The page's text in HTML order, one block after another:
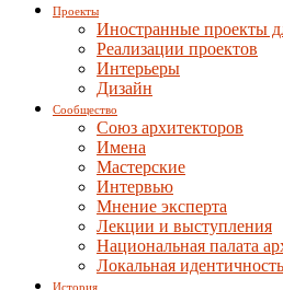
Проекты
Иностранные проекты
Реализации проектов
Интерьеры
Дизайн
Сообщество
Союз архитекторов
Имена
Мастерские
Интервью
Мнение эксперта
Лекции и выступления
Национальная палата
Локальная идентичность
История